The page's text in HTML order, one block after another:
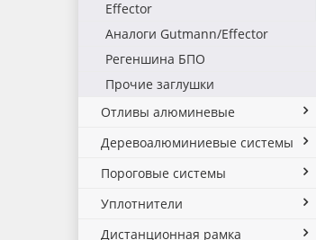
Effector
Аналоги Gutmann/Effector
Регеншина БПО
Прочие заглушки
Отливы алюминевые
Деревоалюминиевые системы
Пороговые системы
Уплотнители
Дистанционная рамка